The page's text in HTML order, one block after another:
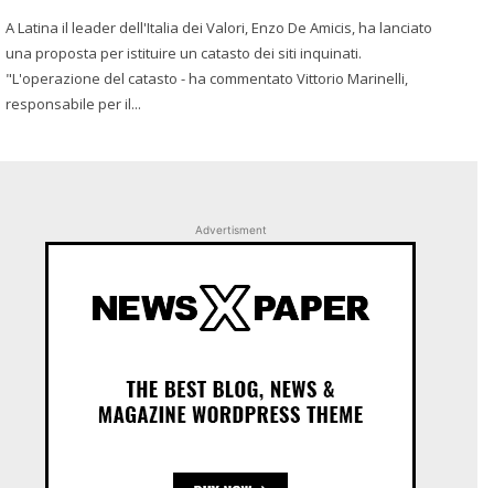
A Latina il leader dell'Italia dei Valori, Enzo De Amicis, ha lanciato
una proposta per istituire un catasto dei siti inquinati.
"L'operazione del catasto - ha commentato Vittorio Marinelli,
responsabile per il...
Advertisment